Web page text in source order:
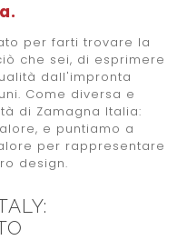
per farti trovare la
che sei, di esprimere
dall'impronta
Come diversa e
di Zamagna Italia:
e puntiamo a
per rappresentare
design.